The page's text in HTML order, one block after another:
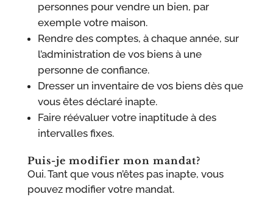
personnes pour vendre un bien, par
exemple votre maison.
Rendre des comptes, à chaque année, sur
l’administration de vos biens à une
personne de confiance.
Dresser un inventaire de vos biens dès que
vous êtes déclaré inapte.
Faire réévaluer votre inaptitude à des
intervalles fixes.
Puis-je modifier mon mandat?
Oui. Tant que vous n’êtes pas inapte, vous
pouvez modifier votre mandat.